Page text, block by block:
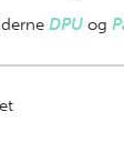
DPU og